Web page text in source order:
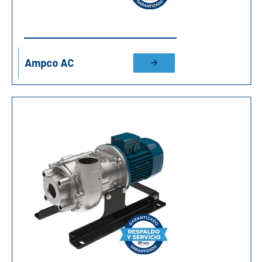
Ampco AC